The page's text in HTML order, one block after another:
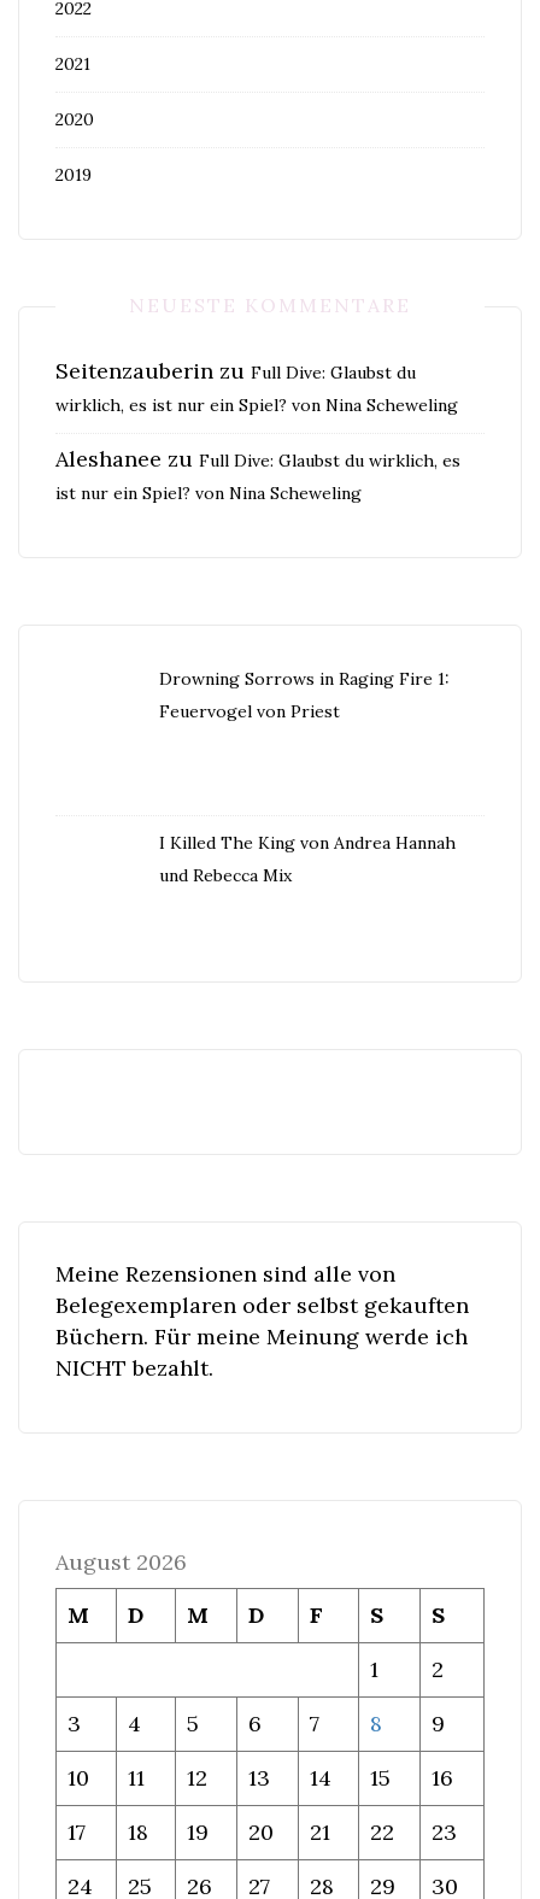
2022
2021
2020
2019
NEUESTE KOMMENTARE
Seitenzauberin zu Full Dive: Glaubst du
wirklich, es ist nur ein Spiel? von Nina Scheweling
Aleshanee zu Full Dive: Glaubst du wirklich, es
ist nur ein Spiel? von Nina Scheweling
Drowning Sorrows in Raging Fire 1:
Feuervogel von Priest
I Killed The King von Andrea Hannah
und Rebecca Mix
Meine Rezensionen sind alle von
Belegexemplaren oder selbst gekauften
Büchern. Für meine Meinung werde ich
NICHT bezahlt.
August 2026
M
D M D F S
S
1
2
3
4 5 6 7 8
9
10
11 12 13 14 15
16
17
18 19 20 21 22
23
24
25 26 27 28 29
30